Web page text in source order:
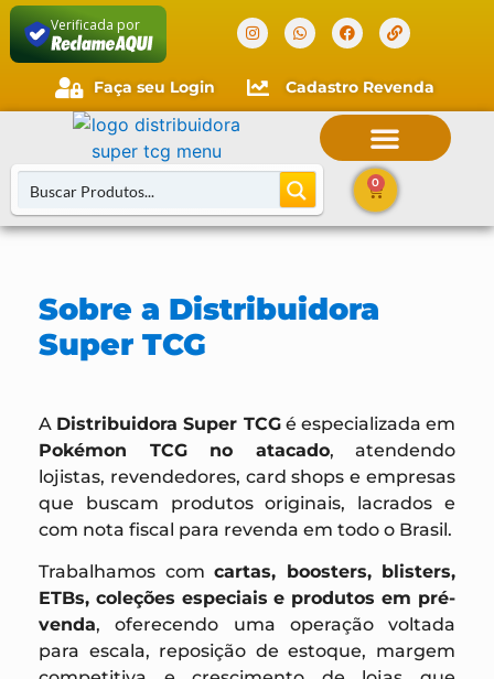
Verificada por
Faça seu Login Cadastro Revenda
0
Sobre a Distribuidora
Super TCG
A Distribuidora Super TCGé especializada em
Pokémon TCG no atacado, atendendo
lojistas, revendedores, card shops e empresas
que buscam produtos originais, lacrados e
com nota fiscal para revenda em todo o Brasil.
Trabalhamos com cartas, boosters, blisters,
ETBs, coleções especiais e produtos em pré-
venda, oferecendo uma operação voltada
para escala, reposição de estoque, margem